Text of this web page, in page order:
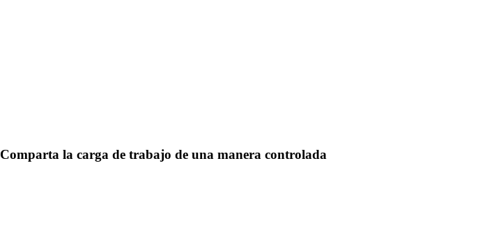
Comparta la carga de trabajo de una manera controlada